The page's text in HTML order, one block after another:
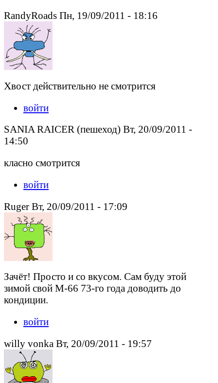
RandyRoads Пн, 19/09/2011 - 18:16
Хвост действительно не смотрится
войти
SANIA RAICER (пешеход) Вт, 20/09/2011 -
14:50
класно смотрится
войти
Ruger Вт, 20/09/2011 - 17:09
Зачёт! Просто и со вкусом. Сам буду этой
зимой свой М-66 73-го года доводить до
кондиции.
войти
willy vonka Вт, 20/09/2011 - 19:57